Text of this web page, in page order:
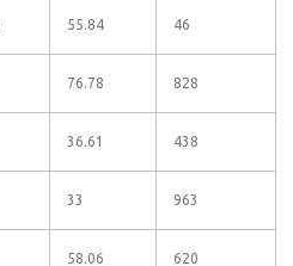
55.84 46
76.78 828
36.61 438
33 963
58.06 620